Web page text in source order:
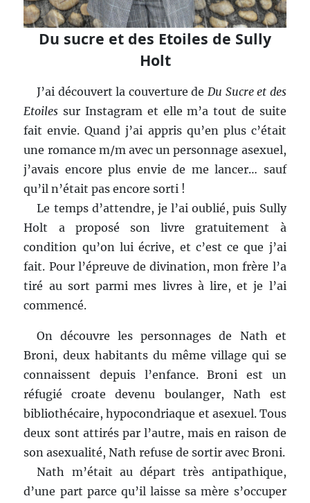
Du sucre et des Etoiles de Sully
Holt
J’ai découvert la couverture de Du Sucre et des
Etoiles sur Instagram et elle m’a tout de suite
fait envie. Quand j’ai appris qu’en plus c’était
une romance m/m avec un personnage asexuel,
j’avais encore plus envie de me lancer… sauf
qu’il n’était pas encore sorti !
Le temps d’attendre, je l’ai oublié, puis Sully
Holt a proposé son livre gratuitement à
condition qu’on lui écrive, et c’est ce que j’ai
fait. Pour l’épreuve de divination, mon frère l’a
tiré au sort parmi mes livres à lire, et je l’ai
commencé.
On découvre les personnages de Nath et
Broni, deux habitants du même village qui se
connaissent depuis l’enfance. Broni est un
réfugié croate devenu boulanger, Nath est
bibliothécaire, hypocondriaque et asexuel. Tous
deux sont attirés par l’autre, mais en raison de
son asexualité, Nath refuse de sortir avec Broni.
Nath m’était au départ très antipathique,
d’une part parce qu’il laisse sa mère s’occuper